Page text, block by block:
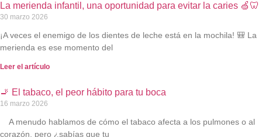
La merienda infantil, una oportunidad para evitar la caries 🍏🦷
30 marzo 2026
¡A veces el enemigo de los dientes de leche está en la mochila! 🎒 La
merienda es ese momento del
Leer el artículo
🚬 El tabaco, el peor hábito para tu boca
16 marzo 2026
A menudo hablamos de cómo el tabaco afecta a los pulmones o al
corazón, pero ¿sabías que tu